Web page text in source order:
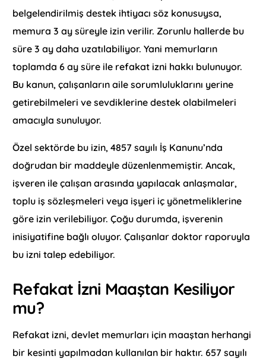
belgelendirilmiş destek ihtiyacı söz konusuysa,
memura 3 ay süreyle izin verilir. Zorunlu hallerde bu
süre 3 ay daha uzatılabiliyor. Yani memurların
toplamda 6 ay süre ile refakat izni hakkı bulunuyor.
Bu kanun, çalışanların aile sorumluluklarını yerine
getirebilmeleri ve sevdiklerine destek olabilmeleri
amacıyla sunuluyor.
Özel sektörde bu izin, 4857 sayılı İş Kanunu’nda
doğrudan bir maddeyle düzenlenmemiştir. Ancak,
işveren ile çalışan arasında yapılacak anlaşmalar,
toplu iş sözleşmeleri veya işyeri iç yönetmeliklerine
göre izin verilebiliyor. Çoğu durumda, işverenin
inisiyatifine bağlı oluyor. Çalışanlar doktor raporuyla
bu izni talep edebiliyor.
Refakat İzni Maaştan Kesiliyor
mu?
Refakat izni, devlet memurları için maaştan herhangi
bir kesinti yapılmadan kullanılan bir haktır. 657 sayılı